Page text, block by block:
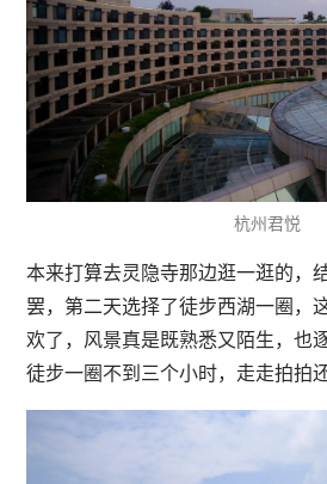
杭州君悦
本来打算去灵隐寺那边逛一逛的，
罢，第二天选择了徒步西湖一圈，
欢了，风景真是既熟悉又陌生，也
徒步一圈不到三个小时，走走拍拍